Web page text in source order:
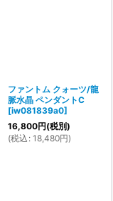
ファントム クォーツ/龍
脈水晶 ペンダントC
[iw081839a0]
16,800円(税別)
(税込 : 18,480円)